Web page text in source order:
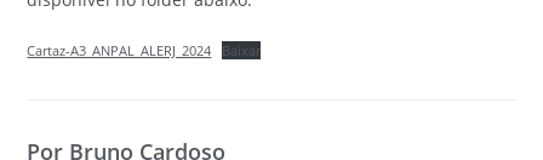
Cartaz-A3_ANPAL_ALERJ_2024 Baixar
Por Bruno Cardoso